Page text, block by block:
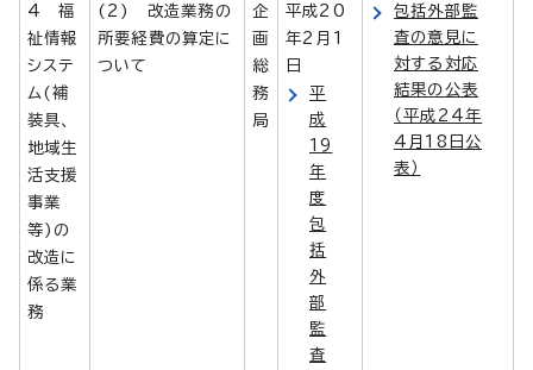
4 福
祉情報
システ
ム(補
装具、
地域生
活支援
事業
等)の
改造に
係る業
務
(2) 改造業務の
所要経費の算定に
ついて
企
画
総
務
局
平成20
年2月1
日
平
成
19
年
度
包
括
外
部
監
査
包括外部監
査の意見に
対する対応
結果の公表
（平成24年
4月18日公
表）